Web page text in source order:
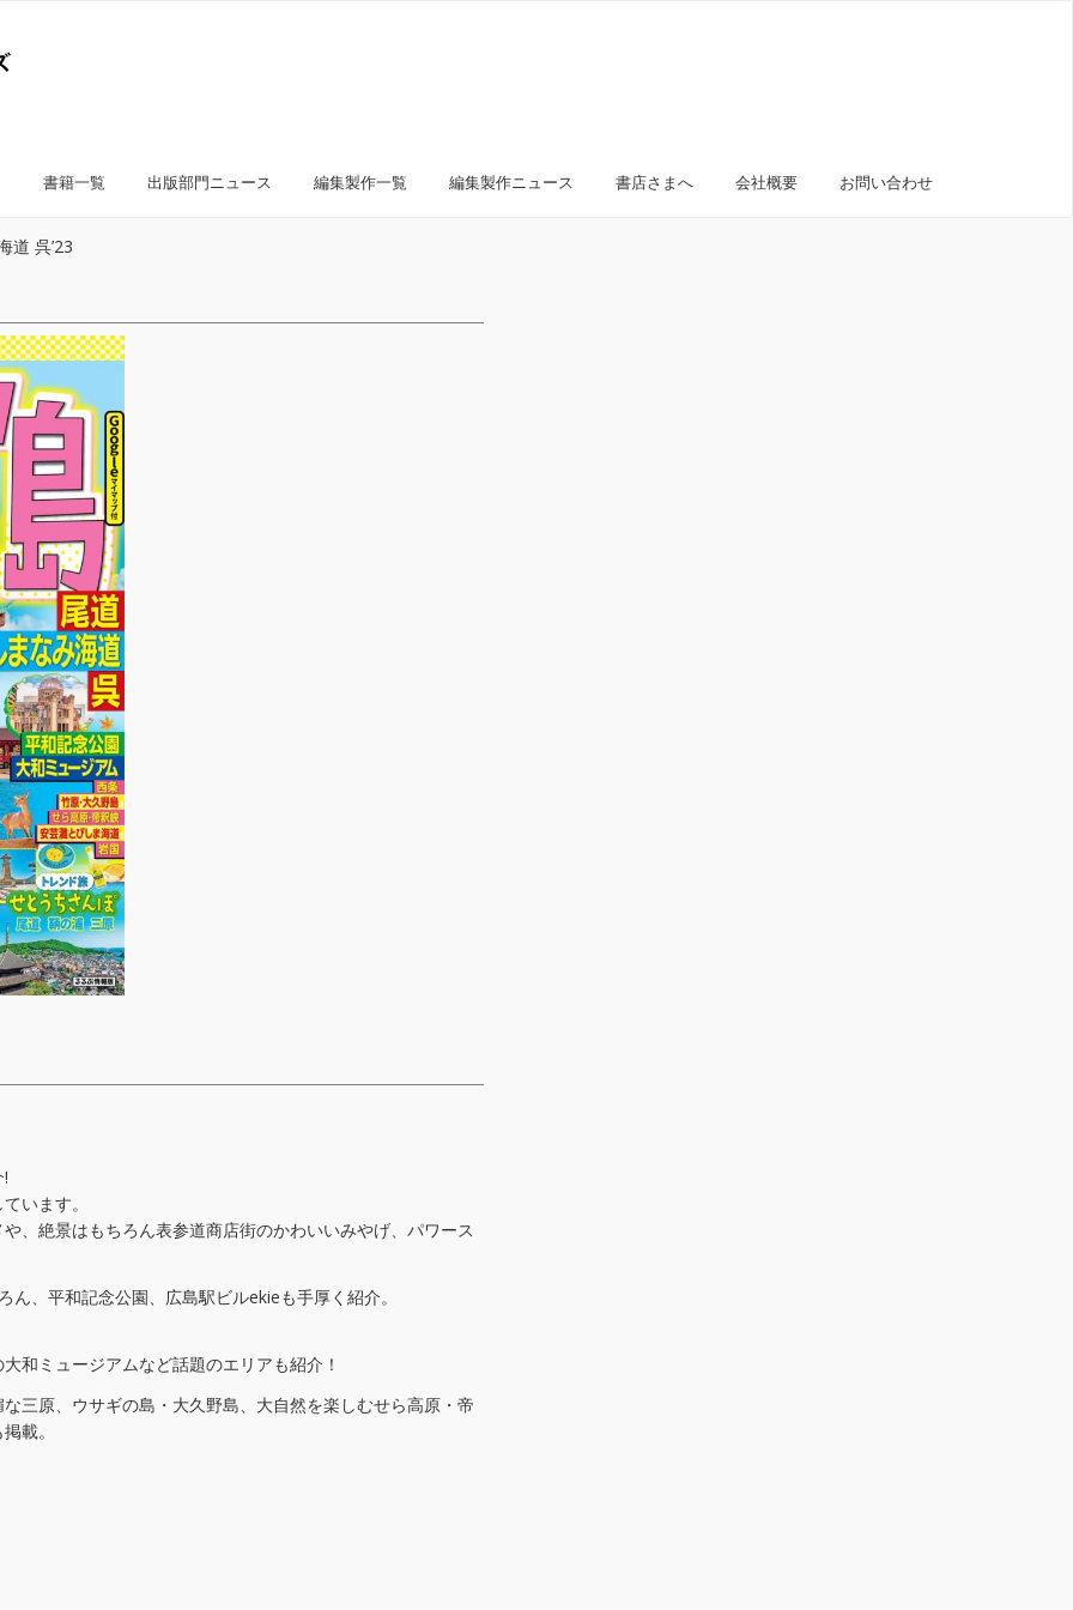
書籍一覧 出版部門ニュース 編集製作一覧 編集製作ニュース 書店さまへ 会社概要 お問い合わせ
道 呉’23
います。
、絶景はもちろん表参道商店街のかわいいみやげ、パワース
、平和記念公園、広島駅ビルekieも手厚く紹介。
和ミュージアムなど話題のエリアも紹介！
三原、ウサギの島・大久野島、大自然を楽しむせら高原・帝
載。